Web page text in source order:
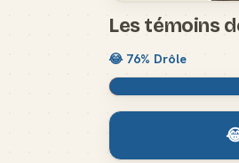
Les témoins
😂 76% Drôle